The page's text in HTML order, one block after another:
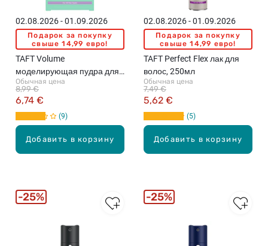
Добавить в корзину
02.08.2026 - 01.09.2026
Подарок за покупку
свыше 14,99 евро!
TAFT Volume
моделирующая пудра для
волос, 10г
Обычная цена
6,74 €
8,99 €
9
Добавить в корзину
02.08.2026 - 01.09.2026
Подарок за покупку
свыше 14,99 евро!
TAFT Perfect Flex лак для
волос, 250мл
Обычная цена
5,62 €
7,49 €
5
25% 25%